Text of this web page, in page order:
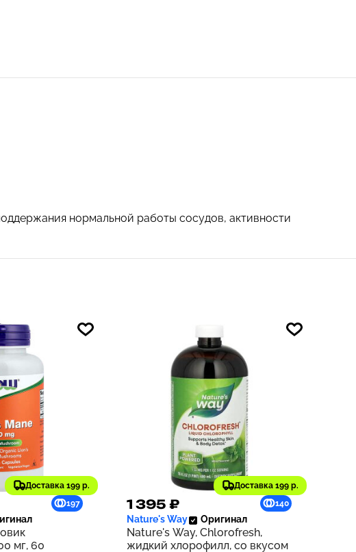
нормальной работы сосудов, активности
Доставка 199 р.
197
мг, 60
Доставка 199 р.
1 395 ₽ 140
Nature's Way Оригинал
Nature's Way, Chlorofresh,
жидкий хлорофилл, со вкусом